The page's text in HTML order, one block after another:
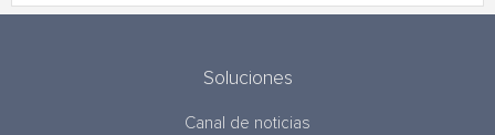
Soluciones
Canal de noticias